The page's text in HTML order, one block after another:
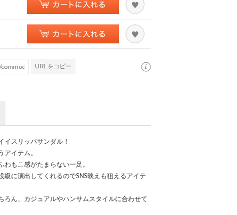
URLをコピー
イスリッパサンダル！
イテム。
もこ感がたまらない一足。
級に演出してくれるのでSNS映えも狙えるアイテ
ろん、カジュアルやハンサムスタイルに合わせて